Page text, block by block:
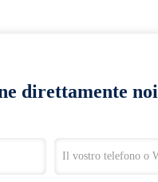
direttamente noi